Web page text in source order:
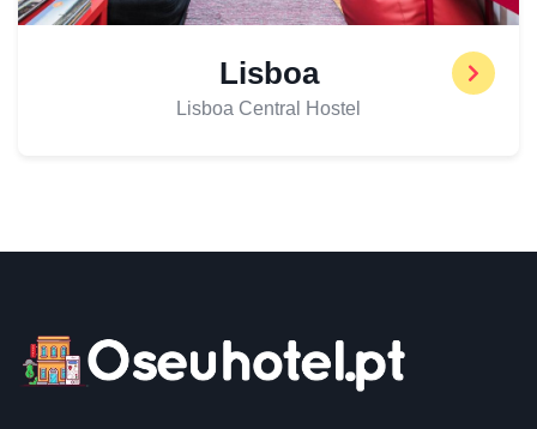
Lisboa
Lisboa Central Hostel